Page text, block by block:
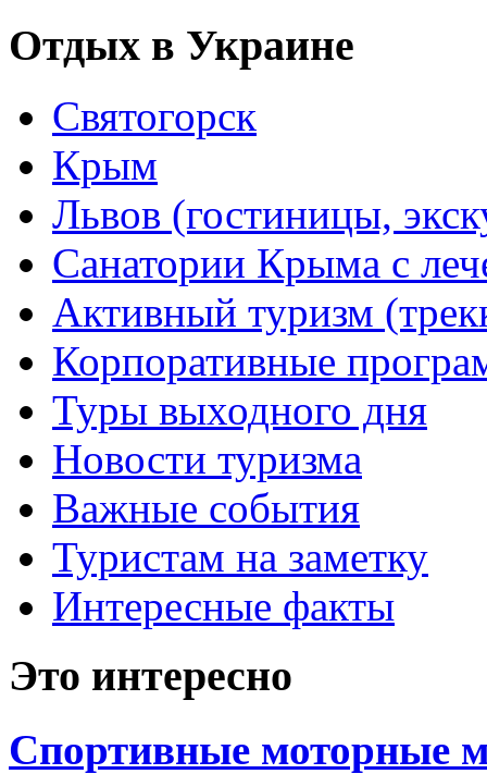
Отдых в Украине
Святогорск
Крым
Львов (гостиницы,
Санатории Крыма с
Активный туризм
Корпоративные
Туры выходного дня
Новости туризма
Важные события
Туристам на заметку
Интересные факты
Это интересно
Спортивные моторные